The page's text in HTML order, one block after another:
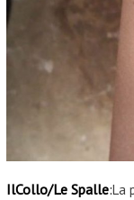
IlCollo/Le Spalle:La